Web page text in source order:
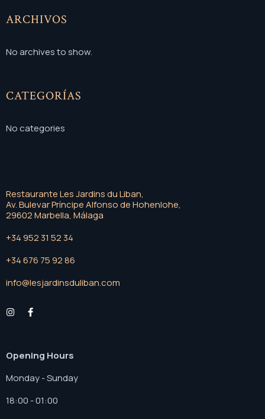
ARCHIVOS
No archives to show.
CATEGORÍAS
No categories
Restaurante Les Jardins du Liban,
Av. Bulevar Príncipe Alfonso de Hohenlohe,
29602 Marbella, Málaga
+34 952 31 52 34
+34 676 75 92 86
info@lesjardinsduliban.com
Opening Hours
Monday - Sunday
18:00 - 01:00